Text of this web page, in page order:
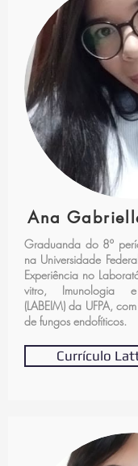
Ana
Graduanda do 8º
na Universidade
Experiência no
vitro, Imunologia
(LABEIM) da UFPA,
de fungos endofíticos.
Currículo